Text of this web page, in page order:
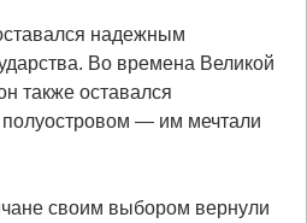
надежным
Во времена Великой
также оставался
— им мечтали
своим выбором вернули